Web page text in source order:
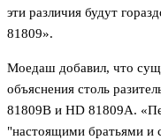
эти различия будут
81809».
Моедаш добавил, что
объяснения столь
81809B и HD 81809A.
"настоящими братьями и